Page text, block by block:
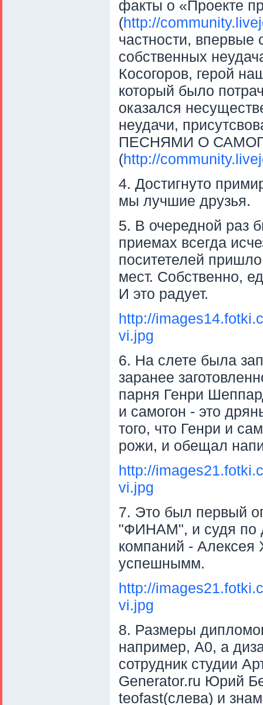
факты о «Проекте
(http://
частности, впервые
собственных
Косогоров, герой
который было
оказался
неудачи,
ПЕСНЯМИ О
(http://
4. Достигнуто
мы лучшие друзья.
5. В очередной раз
приемах всегда
поситетелей
мест. Собственно,
И это радует.
http://
vi.jpg
6. На слете была
заранее
парня Генри
и самогон - это
того, что Генри и
рожи, и обещал
http://
vi.jpg
7. Это был первый
"ФИНАМ", и судя по
компаний - Алексея
успешнымм.
http://
vi.jpg
8. Размеры
например, А0, а
сотрудник студии
Generator.ru Юрий
teofast(слева) и